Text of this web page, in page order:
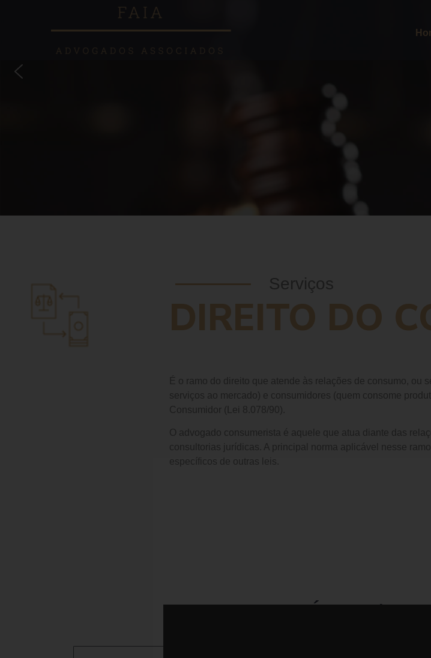
Serviços
DIREITO DO
É o ramo do direito que atende às relações de consumo, ou
serviços ao mercado) e consumidores (quem consome
Consumidor (Lei 8.078/90).
O advogado consumerista é aquele que atua diante das
consultorias jurídicas. A principal norma aplicável nesse
específicos de outras leis.
Área de